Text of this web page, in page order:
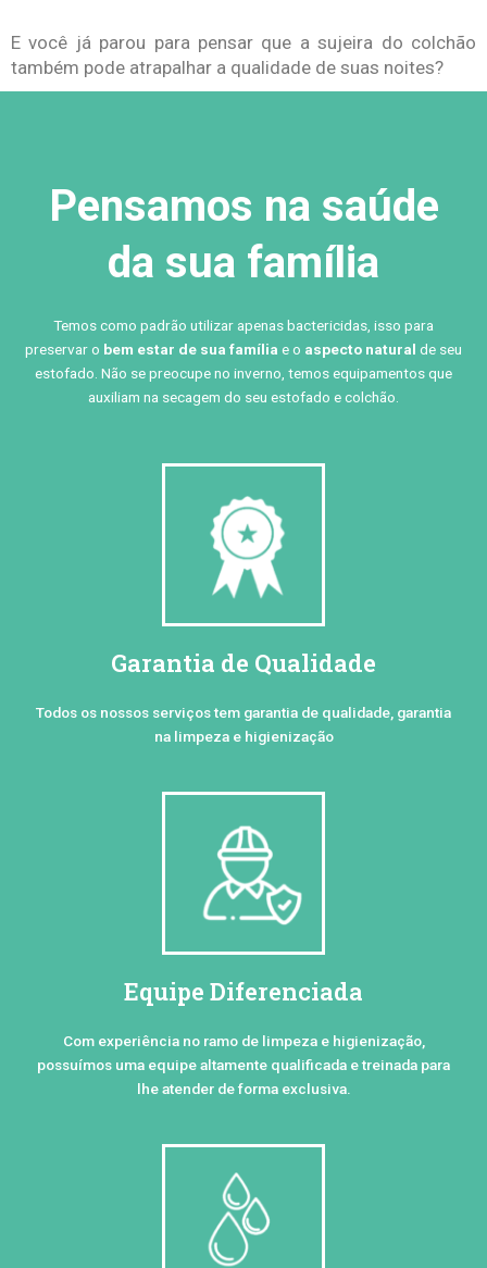
E você já parou para pensar que a sujeira do colchão
também pode atrapalhar a qualidade de suas noites?
Pensamos na saúde
da sua família
Temos como padrão utilizar apenas bactericidas, isso para
preservar o bem estar de sua família e o aspecto natural de seu
estofado. Não se preocupe no inverno, temos equipamentos que
auxiliam na secagem do seu estofado e colchão.
Garantia de Qualidade
Todos os nossos serviços tem garantia de qualidade, garantia
na limpeza e higienização
Equipe Diferenciada
Com experiência no ramo de limpeza e higienização,
possuímos uma equipe altamente qualificada e treinada para
lhe atender de forma exclusiva.